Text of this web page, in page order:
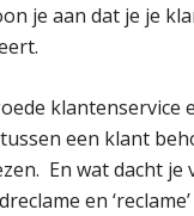
je aan dat je je
klantenservice
een klant
En wat dacht je
en